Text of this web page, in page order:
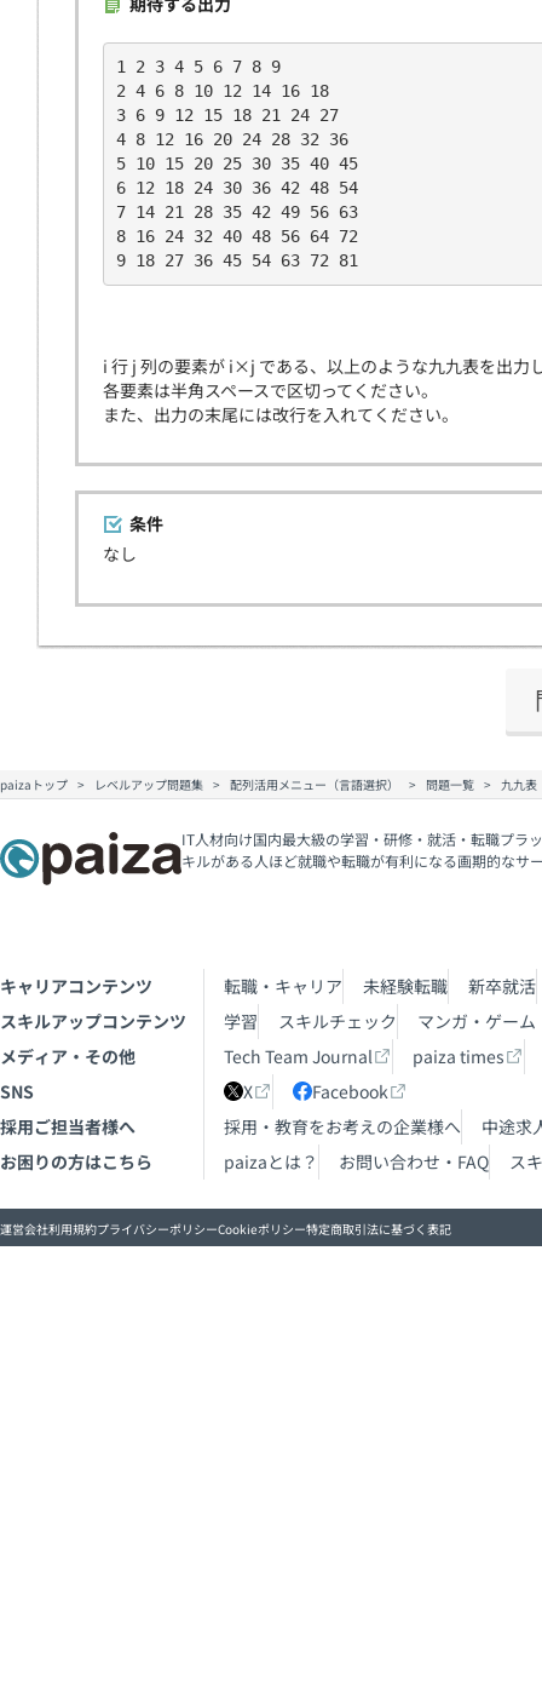
1 2 3 4 5 6 7 8 9
2 4 6 8 10 12 14 16 18
3 6 9 12 15 18 21 24 27
4 8 12 16 20 24 28 32 36
5 10 15 20 25 30 35 40 45
6 12 18 24 30 36 42 48 54
7 14 21 28 35 42 49 56 63
8 16 24 32 40 48 56 64 72
9 18 27 36 45 54 63 72 81
i 行 j 列の要素が i×j である、以上のような九九表を出力
各要素は半角スペースで区切ってください。
また、出力の末尾には改行を入れてください。
条件
なし
paizaトップ レベルアップ問題集 配列活用メニュー（言語選択） 問題一覧 九九表
IT人材向け国内最大級の学習・研修・就活・転職プラ
キルがある人ほど就職や転職が有利になる画期的なサ
キャリアコンテンツ 転職・キャリア 未経験転職
新卒就活
スキルアップコンテンツ
学習 スキルチェック
マンガ・ゲーム
メディア・その他
Tech Team Journal
paiza times
SNS
X
Facebook
採用ご担当者様へ
採用・教育をお考えの企業様へ
中途求
お困りの方はこちら
paizaとは？ お問い合わせ・FAQ ス
運営会社利用規約プライバシーポリシーCookieポリシー特定商取引法に基づく表記